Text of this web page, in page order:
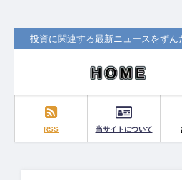
投資に関連する最新ニュースをず
RSS 当サイトについて